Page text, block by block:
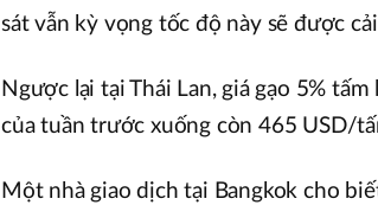
sát vẫn kỳ vọng tốc độ này sẽ được
Ngược lại tại Thái Lan, giá gạo 5%
của tuần trước xuống còn 465 USD/
Một nhà giao dịch tại Bangkok cho